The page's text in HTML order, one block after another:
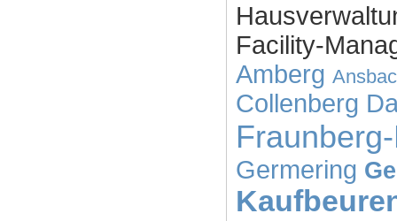
Facility-
Amberg
Collenberg
Germering